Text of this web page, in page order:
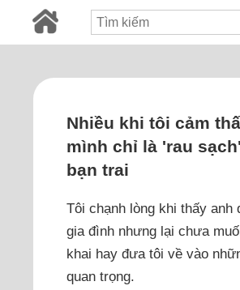
Nhiều khi tôi cảm
mình chỉ là 'rau
bạn trai
Tôi chạnh lòng khi thấy anh
gia đình nhưng lại chưa
khai hay đưa tôi về vào
quan trọng.